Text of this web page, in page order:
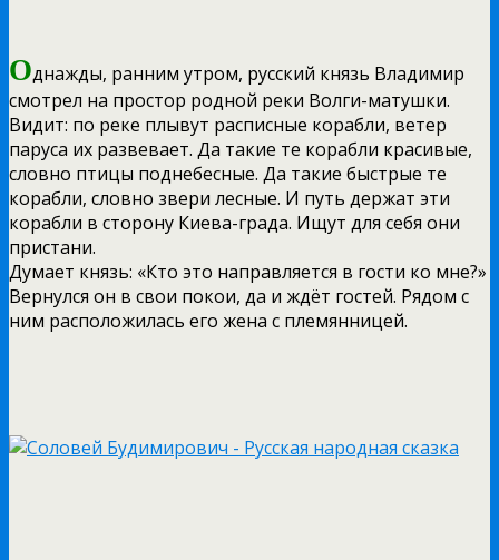
Однажды, ранним утром, русский князь Владимир
смотрел на простор родной реки Волги-матушки.
Видит: по реке плывут расписные корабли, ветер
паруса их развевает. Да такие те корабли красивые,
словно птицы поднебесные. Да такие быстрые те
корабли, словно звери лесные. И путь держат эти
корабли в сторону Киева-града. Ищут для себя они
пристани.
Думает князь: «Кто это направляется в гости ко мне?»
Вернулся он в свои покои, да и ждёт гостей. Рядом с
ним расположилась его жена с племянницей.